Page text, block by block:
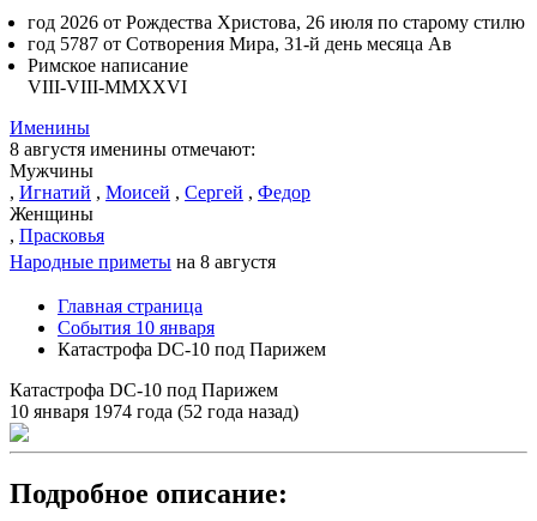
год 2026 от Рождества Христова, 26 июля по старому стилю
год 5787 от Сотворения Мира, 31-й день месяца Ав
Римское написание
VIII-VIII-MMXXVI
Именины
8 августя именины отмечают:
Мужчины
, Игнатий , Моисей , Сергей , Федор
Женщины
, Прасковья
Народные приметы на 8 августя
Главная страница
События 10 января
Катастрофа DC-10 под Парижем
Катастрофа DC-10 под Парижем
10 января 1974 года (52 года назад)
Подробное описание: